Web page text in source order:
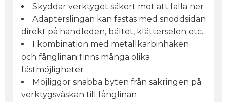
Skyddar verktyget säkert mot att falla ner
Adapterslingan kan fästas med snoddsidan
direkt på handleden, bältet, klätterselen etc.
I kombination med metallkarbinhaken
och fånglinan finns många olika
fästmöjligheter
Möjliggör snabba byten från säkringen på
verktygsväskan till fånglinan